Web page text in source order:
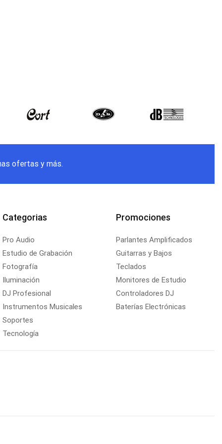
ofertas y más.
Categorias
Pro Audio
Estudio de Grabación
Fotografía
Iluminación
DJ Profesional
Instrumentos Musicales
Soportes
Tecnología
Promociones
Parlantes Amplificados
Guitarras y Bajos
Teclados
Monitores de Estudio
Controladores DJ
Baterías Electrónicas